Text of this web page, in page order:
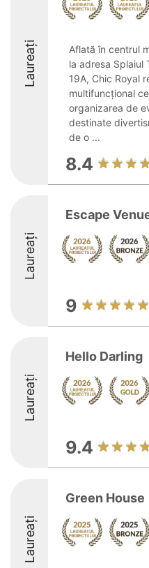
Laureați
Aflată în centrul
la adresa Splaiul
19A, Chic Royal
multifuncțional
organizarea de
destinate
de o ...
8.4
Laureați
Escape
9
Laureați
Hello Darling
9.4
Laureați
Green House